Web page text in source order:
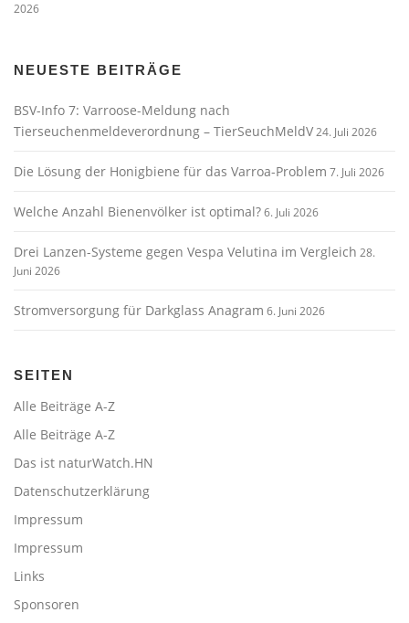
2026
NEUESTE BEITRÄGE
BSV-Info 7: Varroose-Meldung nach
Tierseuchenmeldeverordnung – TierSeuchMeldV24. Juli 2026
Die Lösung der Honigbiene für das Varroa-Problem 7. Juli 2026
Welche Anzahl Bienenvölker ist optimal?6. Juli 2026
Drei Lanzen-Systeme gegen Vespa Velutina im Vergleich 28.
Juni 2026
Stromversorgung für Darkglass Anagram 6. Juni 2026
SEITEN
Alle Beiträge A-Z
Alle Beiträge A-Z
Das ist naturWatch.HN
Datenschutzerklärung
Impressum
Impressum
Links
Sponsoren